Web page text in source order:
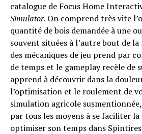
catalogue de Focus Home
Simulator. On comprend très vite
quantité de bois demandée à une
souvent situées à l’autre bout de la
des mécaniques de jeu prend par
de temps et le gameplay recèle de
apprend à découvrir dans la
l’optimisation et le roulement de
simulation agricole
par tous les moyens à se faciliter
optimiser son temps dans